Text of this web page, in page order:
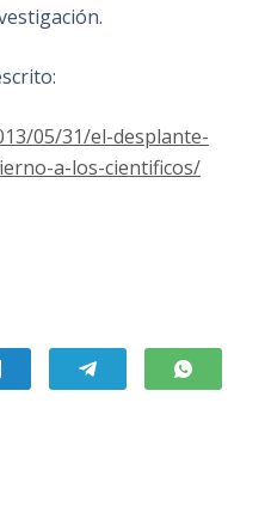
05/31/el-desplante-
a-los-cientificos/